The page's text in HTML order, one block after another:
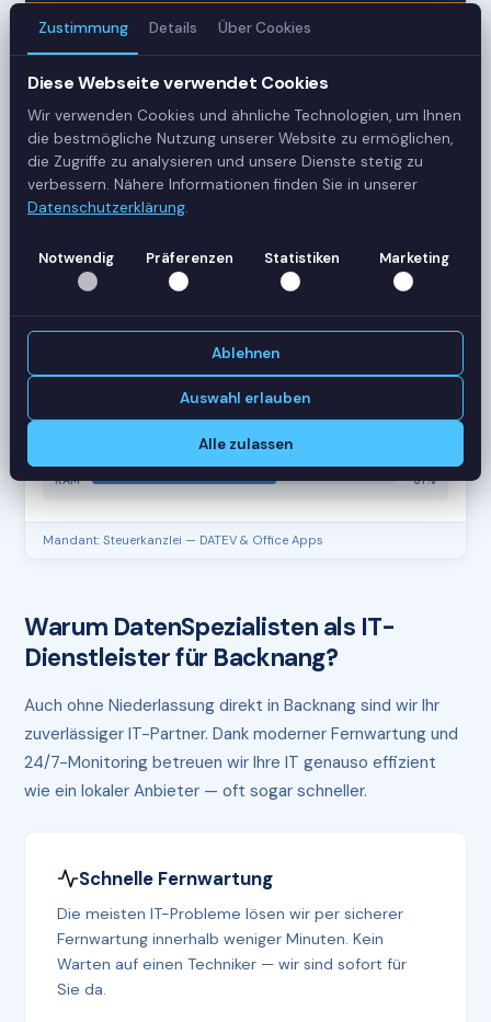
Server
42
Status
CPU
62%
RAM
61%
Mandant: Steuerkanzlei — DATEV & Office Apps
Warum DatenSpezialisten als IT-
Dienstleister für Backnang?
Auch ohne Niederlassung direkt in Backnang sind wir Ihr
zuverlässiger IT-Partner. Dank moderner Fernwartung und
24/7-Monitoring betreuen wir Ihre IT genauso effizient
wie ein lokaler Anbieter — oft sogar schneller.
Schnelle Fernwartung
Die meisten IT-Probleme lösen wir per sicherer
Fernwartung innerhalb weniger Minuten. Kein
Warten auf einen Techniker — wir sind sofort für
Sie da.
Zustimmung Details Über Cookies
Diese Webseite verwendet Cookies
Wir verwenden Cookies und ähnliche Technologien, um Ihnen
die bestmögliche Nutzung unserer Website zu ermöglichen,
die Zugriffe zu analysieren und unsere Dienste stetig zu
verbessern. Nähere Informationen finden Sie in unserer
Datenschutzerklärung.
Notwendig Präferenzen Statistiken Marketing
Ablehnen
Auswahl erlauben
Alle zulassen